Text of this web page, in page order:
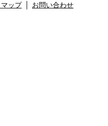
ップ お問い合わせ